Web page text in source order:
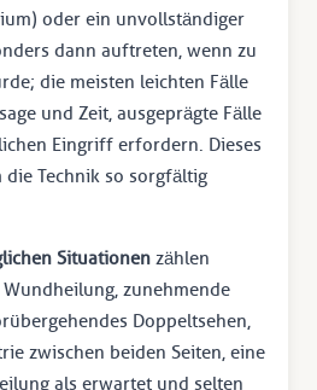
oder ein unvollständiger
dann auftreten, wenn zu
die meisten leichten Fälle
und Zeit, ausgeprägte Fälle
Eingriff erfordern. Dieses
Technik so sorgfältig
Situationen zählen
zunehmende
Doppeltsehen,
zwischen beiden Seiten, eine
als erwartet und selten